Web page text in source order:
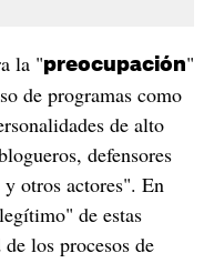
la "preocupación"
de programas como
de alto
defensores
otros actores". En
de estas
los procesos de